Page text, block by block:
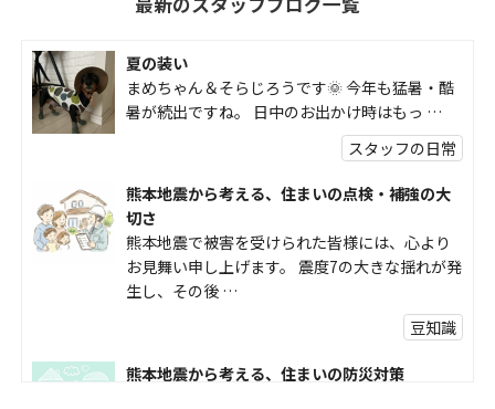
夏の装い
まめちゃん＆そらじろうです🌞 今年も猛暑・酷
暑が続出ですね。 日中のお出かけ時はもっ …
スタッフの日常
熊本地震から考える、住まいの点検・補強の大
切さ
熊本地震で被害を受けられた皆様には、心より
お見舞い申し上げます。 震度7の大きな揺れが発
生し、その後 …
豆知識
熊本地震から考える、住まいの防災対策